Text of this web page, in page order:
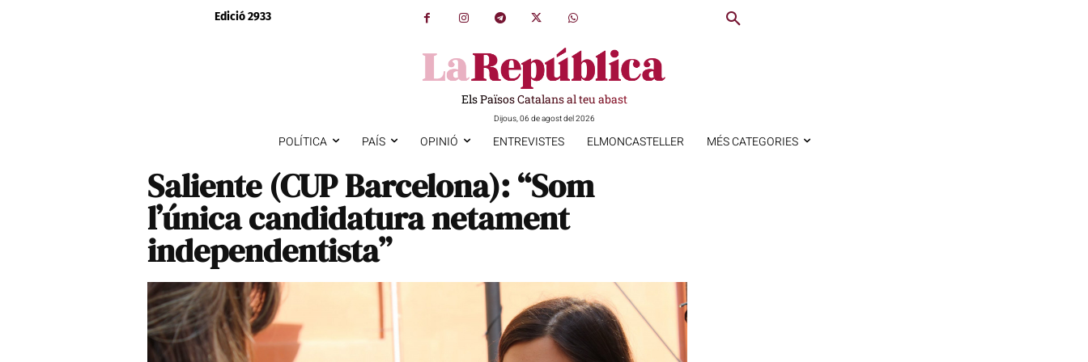
Edició 2933
Els Països Catalans al teu abast
Dijous, 06 de agost del 2026
POLÍTICA PAÍS OPINIÓ ENTREVISTES ELMONCASTELLER MÉS CATEGORIES
Saliente (CUP Barcelona): “Som
l’única candidatura netament
independentista”